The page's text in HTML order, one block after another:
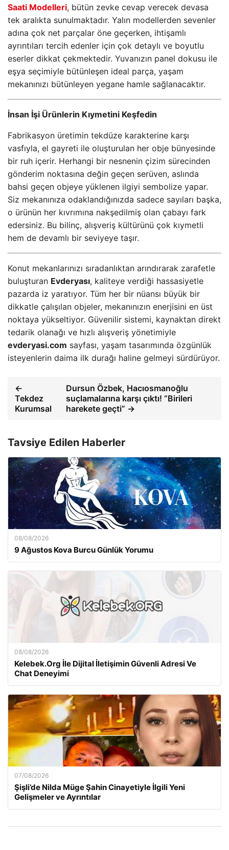
Saati Modelleri, bütün zevke cevap verecek devasa
tek aralıkta sunulmaktadır. Yalın modellerden sevenler
adına çok net parçalar öne geçerken, ihtişamlı
ayrıntıları tercih edenler için çok detaylı ve boyutlu
eserler dikkat çekmektedir. Yuvanızın panel dokusu ile
eşya seçimiyle bütünleşen ideal parça, yaşam
mekanınızı bütünleyen yegane hamle sağlanacaktır.
İnsan İşi Ürünlerin Kıymetini Keşfedin
Fabrikasyon üretimin tekdüze karakterine karşı
vasfıyla, el gayreti ile oluşturulan her obje bünyesinde
bir ruh içerir. Herhangi bir nesnenin çizim sürecinden
gönderim noktasına değin geçen serüven, aslında
bahsi geçen objeye yüklenen ilgiyi sembolize yapar.
Siz mekanınıza odaklandığınızda sadece sayıları başka,
o ürünün her kıvrımına nakşedilmiş olan çabayı fark
edersiniz. Bu bilinç, alışveriş kültürünü çok kıymetli
hem de devamlı bir seviyeye taşır.
Konut mekanlarınızı sıradanlıktan arındırarak zarafetle
buluşturan Evderyası, kaliteye verdiği hassasiyetle
pazarda iz yaratıyor. Tüm her bir nüansı büyük bir
dikkatle çalışılan objeler, mekanınızın enerjisini en üst
noktaya yükseltiyor. Güvenilir sistemi, kaynaktan direkt
tedarik olanağı ve hızlı alışveriş yönetimiyle
evderyasi.com sayfası, yaşam tasarımında özgünlük
isteyenlerin daima ilk durağı haline gelmeyi sürdürüyor.
←
Tekdez
Kurumsal
Dursun Özbek, Hacıosmanoğlu
suçlamalarına karşı çıktı! “Birileri
harekete geçti” →
Tavsiye Edilen Haberler
08/08/2026
9 Ağustos Kova Burcu Günlük Yorumu
08/08/2026
Kelebek.Org İle Dijital İletişimin Güvenli Adresi Ve
Chat Deneyimi
07/08/2026
Şişli’de Nilda Müge Şahin Cinayetiyle İlgili Yeni
Gelişmeler ve Ayrıntılar